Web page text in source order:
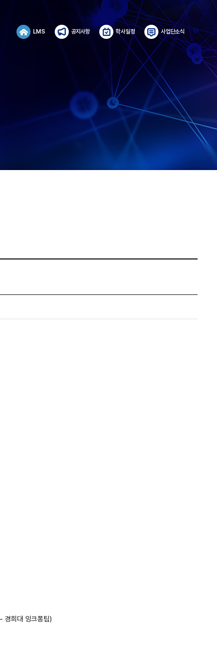
LMS 공지사항 학사일정 사업단소식
경희대 잉크퐁팀)